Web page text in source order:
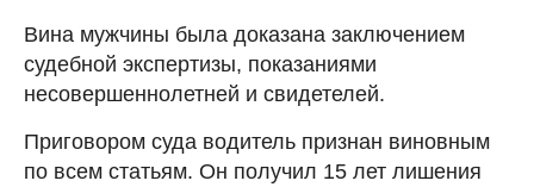
Вина мужчины была доказана заключением
судебной экспертизы, показаниями
несовершеннолетней и свидетелей.
Приговором суда водитель признан виновным
по всем статьям. Он получил 15 лет лишения